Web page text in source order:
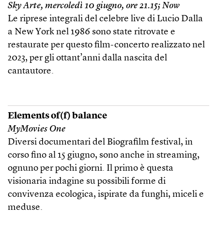
Sky Arte, mercoledì 10 giugno, ore 21.15; Now
Le riprese integrali del celebre live di Lucio Dalla
a New York nel 1986 sono state ritrovate e
restaurate per questo film-concerto realizzato nel
2023, per gli ottant’anni dalla nascita del
cantautore.
Elements of(f) balance
MyMovies One
Diversi documentari del Biografilm festival, in
corso fino al 15 giugno, sono anche in streaming,
ognuno per pochi giorni. Il primo è questa
visionaria indagine su possibili forme di
convivenza ecologica, ispirate da funghi, miceli e
meduse.